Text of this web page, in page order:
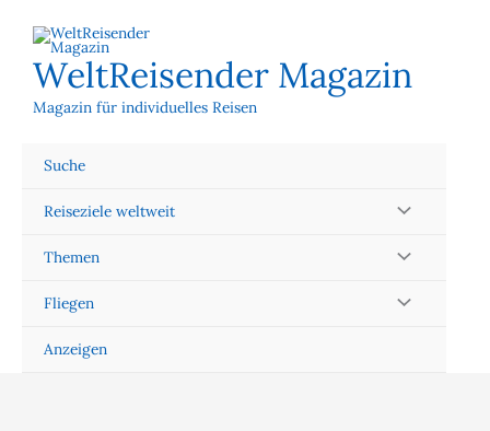
Inhalt
springenWeltReisender Magazin
Magazin für individuelles Reisen
Suche
Reiseziele weltweit
Themen
Fliegen
Anzeigen